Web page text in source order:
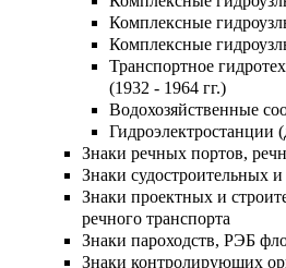
Комплексные
Комплексные
Транспортное
(1932 - 1964 гг.)
Водохозяйственные
Гидроэлектростанции
Знаки речных портов,
Знаки судостроительных
Знаки проектных и
речного транспорта
Знаки пароходств, РЭБ
Знаки контролирующих